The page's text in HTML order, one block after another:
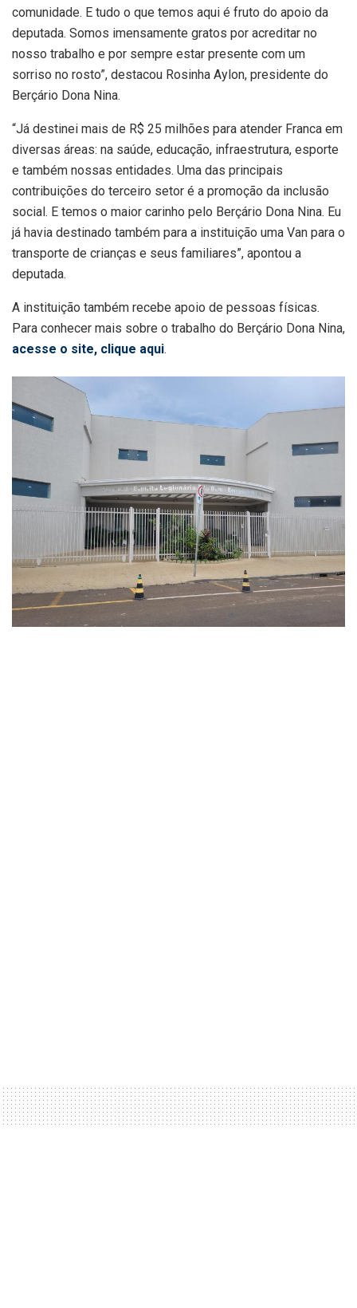
comunidade. E tudo o que temos aqui é fruto do apoio da
deputada. Somos imensamente gratos por acreditar no
nosso trabalho e por sempre estar presente com um
sorriso no rosto”, destacou Rosinha Aylon, presidente do
Berçário Dona Nina.
“Já destinei mais de R$ 25 milhões para atender Franca em
diversas áreas: na saúde, educação, infraestrutura, esporte
e também nossas entidades. Uma das principais
contribuições do terceiro setor é a promoção da inclusão
social. E temos o maior carinho pelo Berçário Dona Nina. Eu
já havia destinado também para a instituição uma Van para o
transporte de crianças e seus familiares”, apontou a
deputada.
A instituição também recebe apoio de pessoas físicas.
Para conhecer mais sobre o trabalho do Berçário Dona Nina,
acesse o site, clique aqui.